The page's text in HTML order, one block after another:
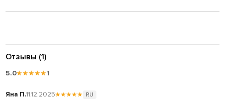
Отзывы (1)
5.0★★★★★1
Яна П.11.12.2025★★★★★ RU